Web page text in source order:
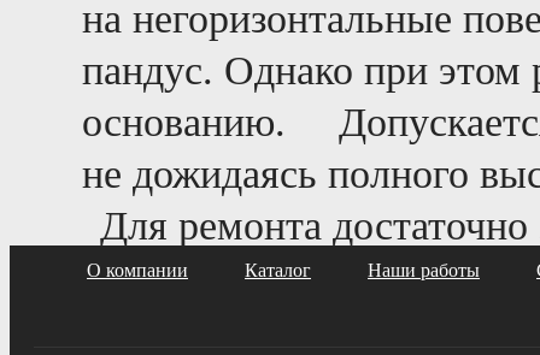
на негоризонтальные
пандус. Однако при этом
основанию.
не дожидаясь полного
Для ремонта
О компании Каталог Наши работы